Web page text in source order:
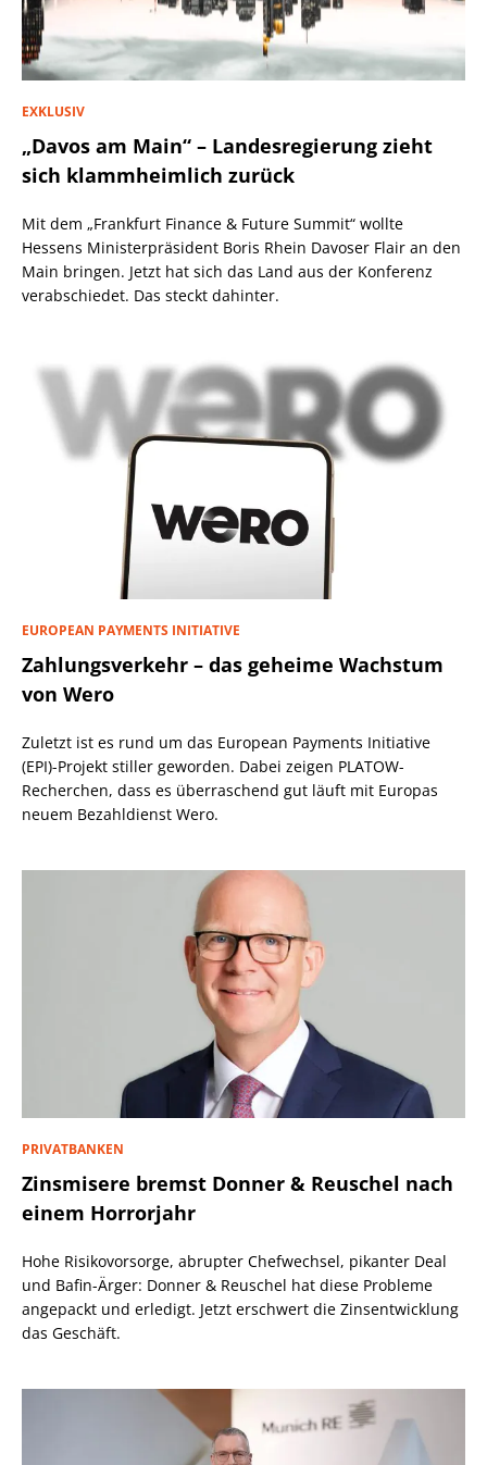
EXKLUSIV
„Davos am Main“ – Landesregierung zieht
sich klammheimlich zurück
Mit dem „Frankfurt Finance & Future Summit“ wollte
Hessens Ministerpräsident Boris Rhein Davoser Flair an den
Main bringen. Jetzt hat sich das Land aus der Konferenz
verabschiedet. Das steckt dahinter.
EUROPEAN PAYMENTS INITIATIVE
Zahlungsverkehr – das geheime Wachstum
von Wero
Zuletzt ist es rund um das European Payments Initiative
(EPI)-Projekt stiller geworden. Dabei zeigen PLATOW-
Recherchen, dass es überraschend gut läuft mit Europas
neuem Bezahldienst Wero.
PRIVATBANKEN
Zinsmisere bremst Donner & Reuschel nach
einem Horrorjahr
Hohe Risikovorsorge, abrupter Chefwechsel, pikanter Deal
und Bafin-Ärger: Donner & Reuschel hat diese Probleme
angepackt und erledigt. Jetzt erschwert die Zinsentwicklung
das Geschäft.